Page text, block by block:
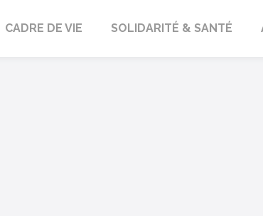
CADRE DE VIE SOLIDARITÉ & SANTÉ